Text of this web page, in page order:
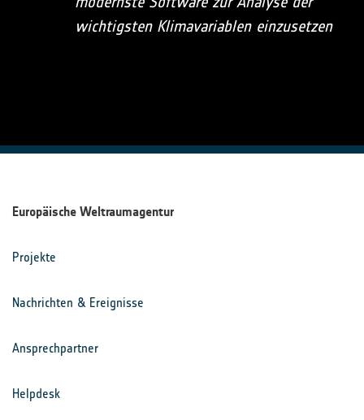
wichtigsten Klimavariablen einzusetzen
Europäische Weltraumagentur
Projekte
Nachrichten & Ereignisse
Ansprechpartner
Helpdesk